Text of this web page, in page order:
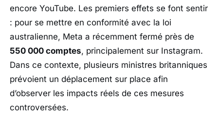
encore YouTube. Les premiers effets se font sentir
: pour se mettre en conformité avec la loi
australienne, Meta a récemment fermé près de
550 000 comptes, principalement sur Instagram.
Dans ce contexte, plusieurs ministres britanniques
prévoient un déplacement sur place afin
d’observer les impacts réels de ces mesures
controversées.